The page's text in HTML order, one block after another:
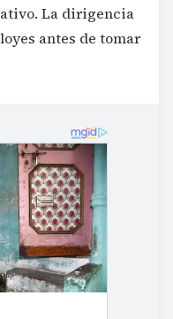
La dirigencia
antes de tomar